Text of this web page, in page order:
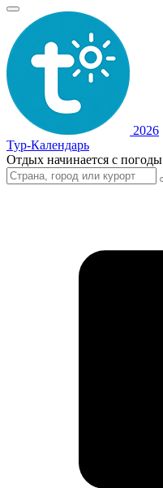
2026
Тур-Календарь
Отдых начинается с погоды